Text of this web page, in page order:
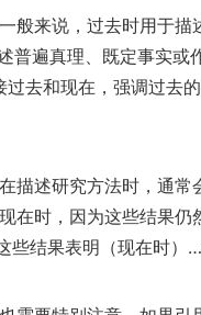
般来说，过去时用于
普遍真理、既定事实
去和现在，强调过去
描述研究方法时，通
在时，因为这些结果
些结果表明（现在时）…”